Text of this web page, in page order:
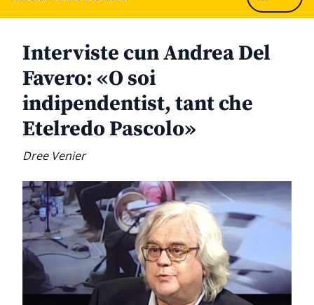
Interviste cun Andrea Del
Favero: «O soi
indipendentist, tant che
Etelredo Pascolo»
Dree Venier